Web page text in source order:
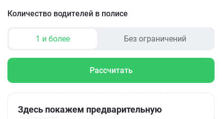
Количество водителей в полисе
1 и более Без ограничений
Рассчитать
Здесь покажем предварительную